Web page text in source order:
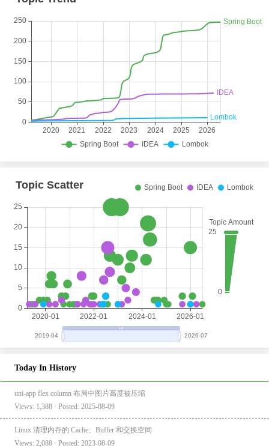
Today In History
uni-app flex column 布局中图片高度被压缩
Views: 1,388 · Posted: 2025-08-09
Linux 清理内存的 Cache、Buffer 和交换空间
Views: 2,088 · Posted: 2023-08-09